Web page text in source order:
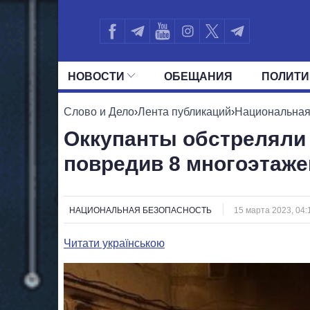
НОВОСТИ ОБЕЩАНИЯ
ВСЕ ПОЛИТИКИ ПРЕЗИДЕНТ И
Слово и Дело›Лента публикаций›
Оккупанты
повредив 8
НАЦИОНАЛЬНАЯ БЕЗОПАСНОСТЬ 15 марта 2023,
Читати українською